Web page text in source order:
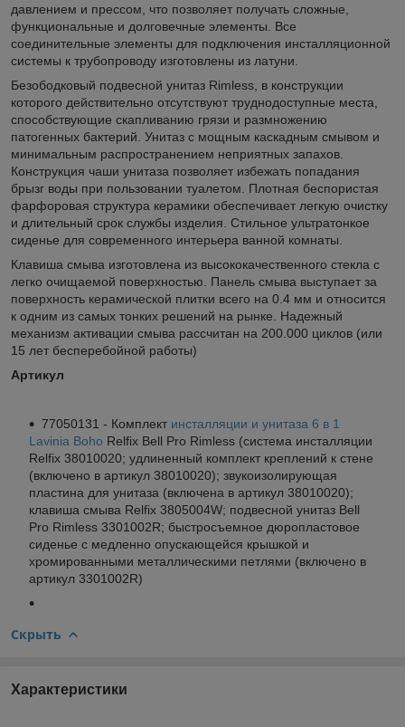
давлением и прессом, что позволяет получать сложные,
функциональные и долговечные элементы. Все
соединительные элементы для подключения инсталляционной
системы к трубопроводу изготовлены из латуни.
Безободковый подвесной унитаз Rimless, в конструкции
которого действительно отсутствуют труднодоступные места,
способствующие скапливанию грязи и размножению
патогенных бактерий. Унитаз с мощным каскадным смывом и
минимальным распространением неприятных запахов.
Конструкция чаши унитаза позволяет избежать попадания
брызг воды при пользовании туалетом. Плотная беспористая
фарфоровая структура керамики обеспечивает легкую очистку
и длительный срок службы изделия. Стильное ультратонкое
сиденье для современного интерьера ванной комнаты.
Клавиша смыва изготовлена из высококачественного стекла с
легко очищаемой поверхностью. Панель смыва выступает за
поверхность керамической плитки всего на 0.4 мм и относится
к одним из самых тонких решений на рынке. Надежный
механизм активации смыва рассчитан на 200.000 циклов (или
15 лет бесперебойной работы)
Артикул
77050131 - Комплект инсталляции и унитаза 6 в 1
Lavinia Boho Relfix Bell Pro Rimless (система инсталляции
Relfix 38010020; удлиненный комплект креплений к стене
(включено в артикул 38010020); звукоизолирующая
пластина для унитаза (включена в артикул 38010020);
клавиша смыва Relfix 3805004W; подвесной унитаз Bell
Pro Rimless 3301002R; быстросъемное дюропластовое
сиденье с медленно опускающейся крышкой и
хромированными металлическими петлями (включено в
артикул 3301002R)
Скрыть
Характеристики